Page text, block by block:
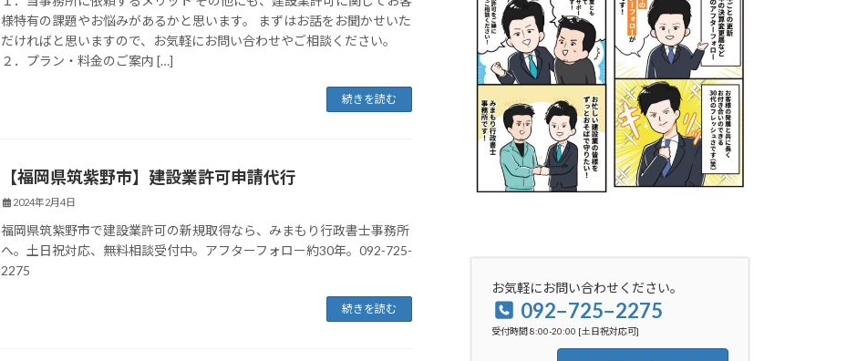
様特有の課題やお悩みがあるかと思います。 まずはお話をお聞かせいた
だければと思いますので、お気軽にお問い合わせやご相談ください。
２．プラン・料金のご案内 […]
続きを読む
【福岡県筑紫野市】建設業許可申請代行
2024年2月4日
福岡県筑紫野市で建設業許可の新規取得なら、みまもり行政書士事務所
へ。土日祝対応、無料相談受付中。アフターフォロー約30年。092-725-
2275
続きを読む
お気軽にお問い合わせください。
092−725−2275
受付時間 8:00-20:00 [土日祝対応可]